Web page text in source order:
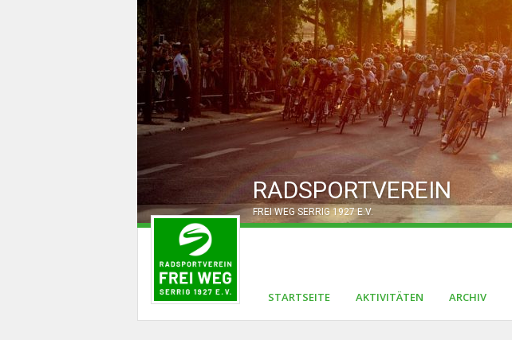
RADSPORTVEREIN
FREI WEG SERRIG 1927 E.V.
STARTSEITE AKTIVITÄTEN ARCHIV